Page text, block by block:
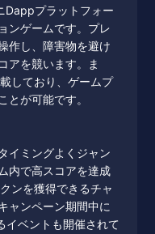
Dappプラットフォー
ンゲームです。プレ
作し、障害物を避け
アを競います。ま
しており、ゲームプ
とが可能です。
イミングよくジャン
内で高スコアを達成
ンを獲得できるチャ
ャンペーン期間中に
イベントも開催されて